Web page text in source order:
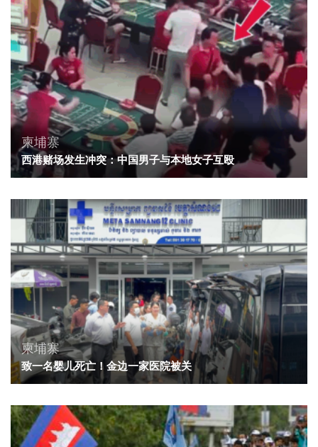
柬埔寨
西港赌场发生冲突：中国男子与本地女子互殴
柬埔寨
致一名婴儿死亡！金边一家医院被关